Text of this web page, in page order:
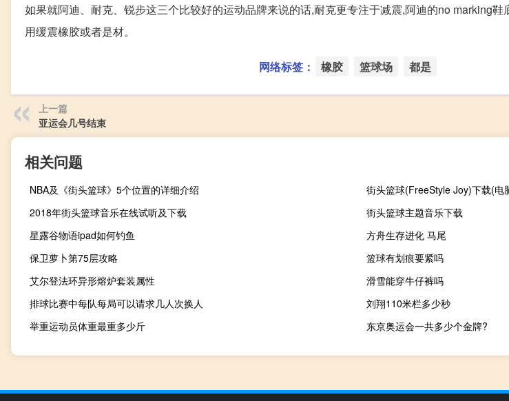
如果就阿迪、耐克、锐步这三个比较好的运动品牌来说的话,耐克更专注于减震,阿迪的no marking
用缓震橡胶或者是材。
网络标签： 橡胶 篮球场 都是
上一篇
亚运会几号结束
相关问题
NBA及《街头篮球》5个位置的详细介绍
街头篮球(FreeStyle Joy)下载(电
2018年街头篮球音乐在线试听及下载
街头篮球主题音乐下载
星露谷物语ipad如何钓鱼
方舟生存进化 马尾
保卫萝卜第75层攻略
篮球有划痕要紧吗
艾尔登法环异形熔炉套装属性
滑雪能穿牛仔裤吗
排球比赛中每队每局可以请求几人次换人
刘翔110米栏多少秒
举重运动员体重最重多少斤
东京奥运会一共多少个金牌?